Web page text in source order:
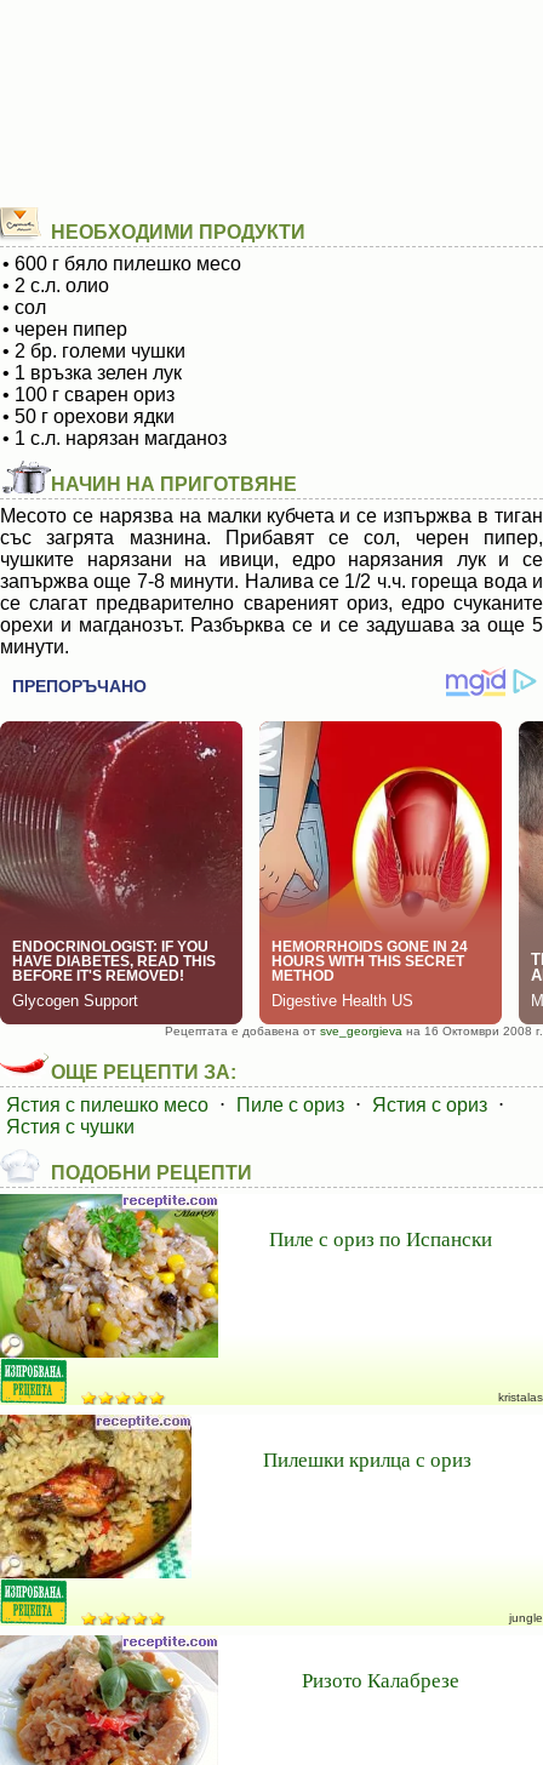
НЕОБХОДИМИ ПРОДУКТИ
• 600 г бяло пилешко месо
• 2 с.л. олио
• сол
• черен пипер
• 2 бр. големи чушки
• 1 връзка зелен лук
• 100 г сварен ориз
• 50 г орехови ядки
• 1 с.л. нарязан магданоз
НАЧИН НА ПРИГОТВЯНЕ
Месото се нарязва на малки кубчета и се изпържва в тиган
със загрята мазнина. Прибавят се сол, черен пипер,
чушките нарязани на ивици, едро нарязания лук и се
запържва още 7-8 минути. Налива се 1/2 ч.ч. гореща вода и
се слагат предварително свареният ориз, едро счуканите
орехи и магданозът. Разбърква се и се задушава за още 5
минути.
Рецептата е добавена от sve_georgieva на 16 Октомври 2008 г.
ОЩЕ РЕЦЕПТИ ЗА:
Ястия с пилешко месо ⋅ Пиле с ориз ⋅ Ястия с ориз ⋅
Ястия с чушки
ПОДОБНИ РЕЦЕПТИ
Пиле с ориз по Испански
kristalas
Пилешки крилца с ориз
jungle
Ризото Калабрезе